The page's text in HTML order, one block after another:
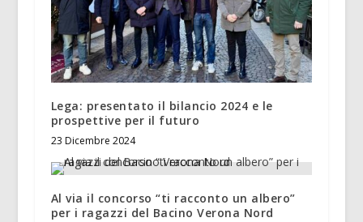
Lega: presentato il bilancio 2024 e le
prospettive per il futuro
23 Dicembre 2024
Al via il concorso “ti racconto un albero”
per i ragazzi del Bacino Verona Nord